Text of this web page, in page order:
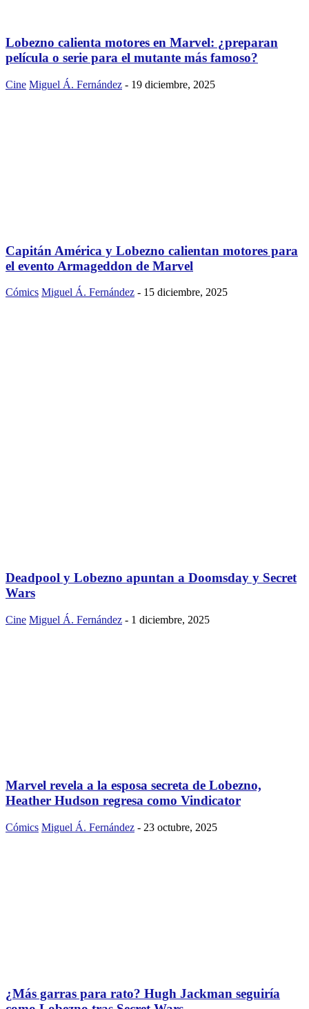
Lobezno calienta motores en Marvel: ¿preparan
película o serie para el mutante más famoso?
Cine Miguel Á. Fernández - 19 diciembre, 2025
Capitán América y Lobezno calientan motores para
el evento Armageddon de Marvel
Cómics Miguel Á. Fernández - 15 diciembre, 2025
Deadpool y Lobezno apuntan a Doomsday y Secret
Wars
Cine Miguel Á. Fernández - 1 diciembre, 2025
Marvel revela a la esposa secreta de Lobezno,
Heather Hudson regresa como Vindicator
Cómics Miguel Á. Fernández - 23 octubre, 2025
¿Más garras para rato? Hugh Jackman seguiría